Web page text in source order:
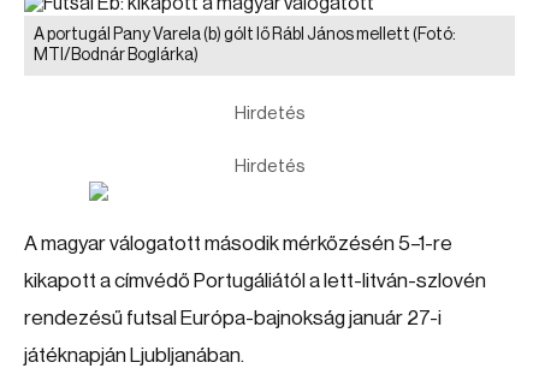
A portugál Pany Varela (b) gólt lő Rábl János mellett (Fotó:
MTI/Bodnár Boglárka)
Hirdetés
Hirdetés
A magyar válogatott második mérkőzésén 5–1-re
kikapott a címvédő Portugáliától a lett-litván-szlovén
rendezésű futsal Európa-bajnokság január 27-i
játéknapján Ljubljanában.